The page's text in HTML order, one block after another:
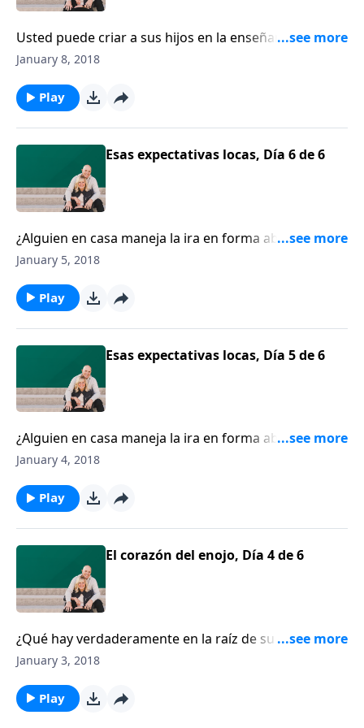
Usted puede criar a sus hijos en la enseñanza y el
consejo del Señor, pero se requiere la obra del
Platicaremos con Francis Chan sobre la persona a
quien él llama “el Dios olvidado”.
January 8, 2018
Play
Esas expectativas locas, Día 6 de 6
¿Alguien en casa maneja la ira en forma abusiva?
¿Usted ha tratado de persuadir a esa persona que no
a buscar ayuda.
January 5, 2018
Play
Esas expectativas locas, Día 5 de 6
¿Alguien en casa maneja la ira en forma abusiva?
¿Usted ha tratado de persuadir a esa persona que no
a buscar ayuda.
January 4, 2018
Play
El corazón del enojo, Día 4 de 6
¿Qué hay verdaderamente en la raíz de su enojo?
Chip Ingram nos ofrece consejos prácticos para lidiar
January 3, 2018
Play